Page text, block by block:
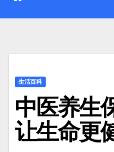
生活百科
中医养生
让生命更